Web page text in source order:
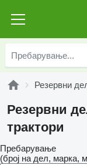
Резервни
Резервни
трактори
Пребарување
(број на дел, марка,